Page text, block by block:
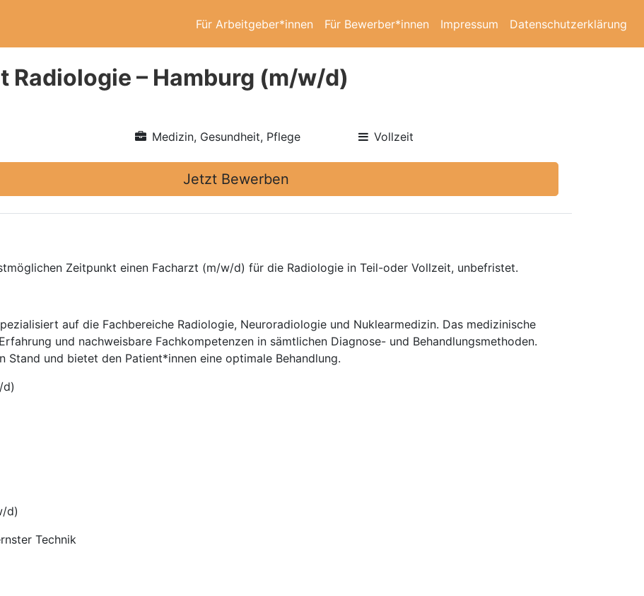
Für Arbeitgeber*innen Für Bewerber*innen Impressum Datenschutzerklärung
Radiologie – Hamburg (m/w/d)
Medizin, Gesundheit, Pflege Vollzeit
Jetzt Bewerben
Zeitpunkt einen Facharzt (m/w/d) für die Radiologie in Teil-oder Vollzeit, unbefristet.
auf die Fachbereiche Radiologie, Neuroradiologie und Nuklearmedizin. Das medizinische
und nachweisbare Fachkompetenzen in sämtlichen Diagnose- und Behandlungsmethoden.
Stand und bietet den Patient*innen eine optimale Behandlung.
d)
d)
Technik